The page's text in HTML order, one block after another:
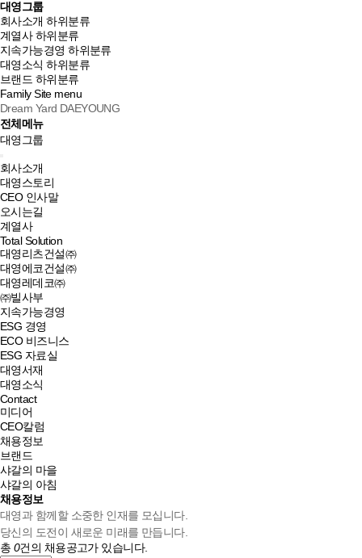
대영그룹
회사소개 하위분류
계열사 하위분류
지속가능경영 하위분류
대영소식 하위분류
브랜드 하위분류
Family Site menu
Dream Yard DAEYOUNG
전체메뉴
대영그룹
회사소개
대영스토리
CEO 인사말
오시는길
계열사
Total Solution
대영리츠건설㈜
대영에코건설㈜
대영레데코㈜
㈜빌사부
지속가능경영
ESG 경영
ECO 비즈니스
ESG 자료실
대영서재
대영소식
Contact
미디어
CEO칼럼
채용정보
브랜드
샤갈의 마을
샤갈의 아침
채용정보
대영과 함께할 소중한 인재를 모십니다.
당신의 도전이 새로운 미래를 만듭니다.
총 0건의 채용공고가 있습니다.